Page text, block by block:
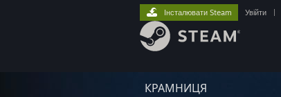
КРАМНИЦЯ
Інсталювати Steam Увійти